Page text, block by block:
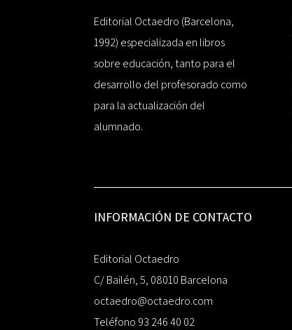
Editorial Octaedro (Barcelona,
1992) especializada en libros
sobre educación, tanto para el
desarrollo del profesorado como
para la actualización del
alumnado.
INFORMACIÓN DE CONTACTO
Editorial Octaedro
C/ Bailén, 5, 08010 Barcelona
octaedro@octaedro.com
Teléfono 93 246 40 02